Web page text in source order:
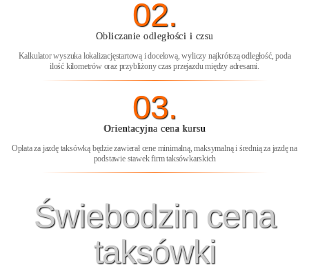
02.
Obliczanie odległości i czsu
Kalkulator wyszuka lokalizacjęstartową i docelową, wyliczy najkrótszą odległość, poda
ilość kilometrów oraz przybliżony czas przejazdu między adresami.
03.
Orientacyjna cena kursu
Opłata za jazdę taksówką będzie zawierał cene minimalną, maksymalną i średnią za jazdę na
podstawie stawek firm taksówkarskich
Świebodzin cena
taksówki